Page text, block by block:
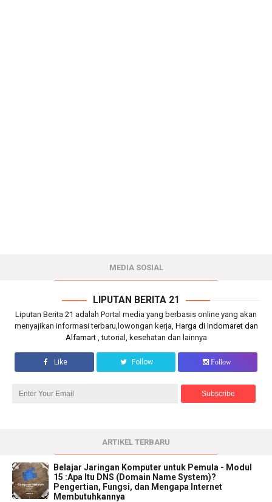
MEDIA SOSIAL
LIPUTAN BERITA 21
Liputan Berita 21 adalah Portal media yang berbasis online yang akan
menyajikan informasi terbaru,lowongan kerja, Harga di Indomaret dan
Alfamart , tutorial, kesehatan dan lainnya
Like Follow Follow
ARTIKEL TERBARU
Belajar Jaringan Komputer untuk Pemula - Modul
15 :Apa Itu DNS (Domain Name System)?
Pengertian, Fungsi, dan Mengapa Internet
Membutuhkannya